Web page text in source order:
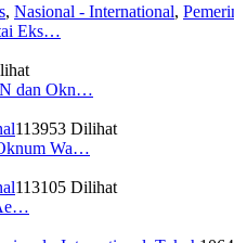
, Nasional - International,
Eks…
dan Okn…
113953 Dilihat
Wa…
113105 Dilihat